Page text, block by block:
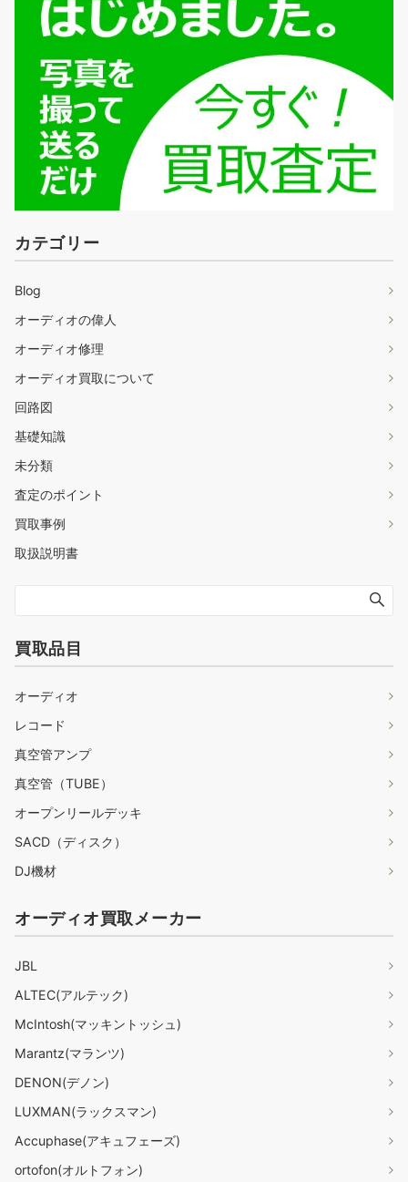
カテゴリー
Blog
オーディオの偉人
オーディオ修理
オーディオ買取について
回路図
基礎知識
未分類
査定のポイント
買取事例
取扱説明書
買取品目
オーディオ
レコード
真空管アンプ
真空管（TUBE）
オープンリールデッキ
SACD（ディスク）
DJ機材
オーディオ買取メーカー
JBL
ALTEC(アルテック)
McIntosh(マッキントッシュ)
Marantz(マランツ)
DENON(デノン)
LUXMAN(ラックスマン)
Accuphase(アキュフェーズ)
ortofon(オルトフォン)